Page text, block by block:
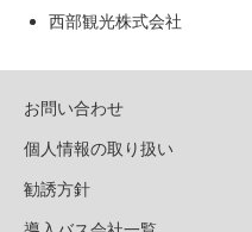
西部観光株式会社
お問い合わせ
個人情報の取り扱い
勧誘方針